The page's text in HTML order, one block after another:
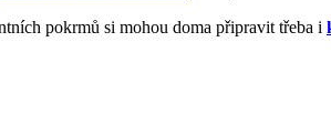
pokrmů si mohou doma připravit třeba i